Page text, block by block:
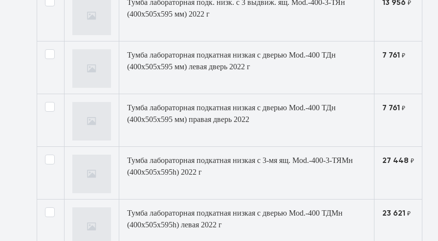
Тумба лабораторная подк. низк. с 3 выдвиж. ящ. Mod.-400-3-ТЯн
(400х505х595 мм) 2022 г
13 956 ₽
Тумба лабораторная подкатная низкая с дверью Mod.-400 ТДн
(400х505х595 мм) левая дверь 2022 г
7 761 ₽
Тумба лабораторная подкатная низкая с дверью Mod.-400 ТДн
(400х505х595 мм) правая дверь 2022
7 761 ₽
Тумба лабораторная подкатная низкая с 3-мя ящ. Mod.-400-3-ТЯМн
(400х505х595h) 2022 г
27 448 ₽
Тумба лабораторная подкатная низкая с дверью Mod.-400 ТДМн
(400х505х595h) левая 2022 г
23 621 ₽